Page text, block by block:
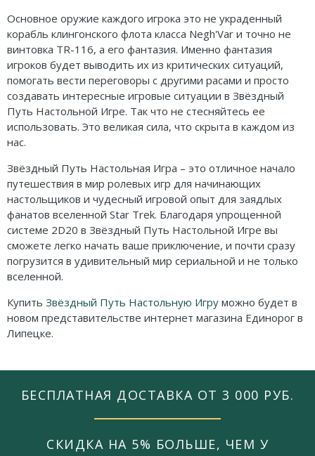
Основное оружие каждого игрока это не украденный
корабль клингонского флота класса Negh'Var и точно не
винтовка TR-116, а его фантазия. Именно фантазия
игроков будет выводить их из критических ситуаций,
помогать вести переговоры с другими расами и просто
создавать интересные игровые ситуации в Звёздный
Путь Настольной Игре. Так что не стесняйтесь ее
использовать. Это великая сила, что скрыта в каждом из
нас.
Звёздный Путь Настольная Игра – это отличное начало
путешествия в мир ролевых игр для начинающих
настольщиков и чудесный игровой опыт для заядлых
фанатов вселенной Star Trek. Благодаря упрощенной
системе 2D20 в Звёздный Путь Настольной Игре вы
сможете легко начать ваше приключение, и почти сразу
погрузится в удивительный мир сериальной и не только
вселенной.
Купить Звёздный Путь Настольную Игру можно будет в
новом представительстве интернет магазина Единорог в
Липецке.
БЕСПЛАТНАЯ ДОСТАВКА ОТ 3 000 РУБ.
СКИДКА НА 5% БОЛЬШЕ, ЧЕМ У